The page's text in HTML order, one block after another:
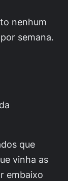
nenhum
semana.
que
vinha as
embaixo